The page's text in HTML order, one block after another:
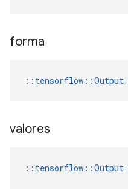
forma
:: tensorflow::Output
valores
:: tensorflow::Output